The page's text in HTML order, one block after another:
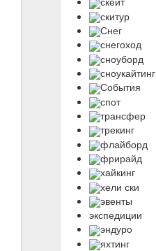
скитур
Снег
снегоход
сноуборд
сноукайтинг
События
спот
трансфер
трекинг
флайборд
фрирайд
хайкинг
хели ски
эвенты
экспедиции
эндуро
яхтинг